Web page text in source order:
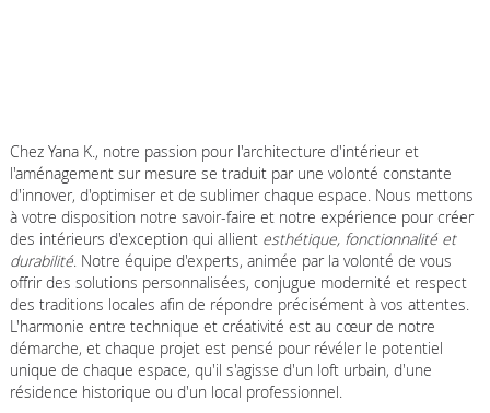
Chez Yana K., notre passion pour l'architecture d'intérieur et
l'aménagement sur mesure se traduit par une volonté constante
d'innover, d'optimiser et de sublimer chaque espace. Nous mettons
à votre disposition notre savoir-faire et notre expérience pour créer
des intérieurs d'exception qui allient esthétique, fonctionnalité et
durabilité. Notre équipe d'experts, animée par la volonté de vous
offrir des solutions personnalisées, conjugue modernité et respect
des traditions locales afin de répondre précisément à vos attentes.
L'harmonie entre technique et créativité est au cœur de notre
démarche, et chaque projet est pensé pour révéler le potentiel
unique de chaque espace, qu'il s'agisse d'un loft urbain, d'une
résidence historique ou d'un local professionnel.